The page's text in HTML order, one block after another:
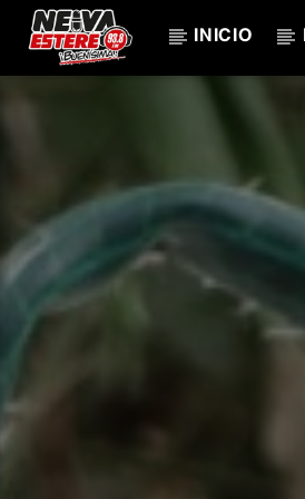
INICIO
TÍTULO